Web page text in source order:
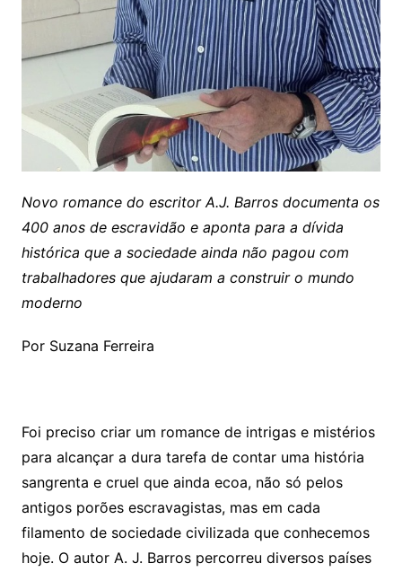
Novo romance do escritor A.J. Barros documenta os
400 anos de escravidão e aponta para a dívida
histórica que a sociedade ainda não pagou com
trabalhadores que ajudaram a construir o mundo
moderno
Por Suzana Ferreira
Foi preciso criar um romance de intrigas e mistérios
para alcançar a dura tarefa de contar uma história
sangrenta e cruel que ainda ecoa, não só pelos
antigos porões escravagistas, mas em cada
filamento de sociedade civilizada que conhecemos
hoje. O autor A. J. Barros percorreu diversos países